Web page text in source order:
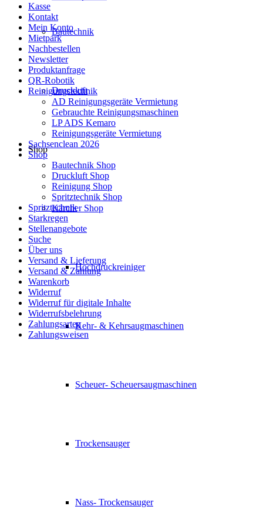
Bautechnik
Druckluft
Shop
Kärcher Shop
Hochdruckreiniger
Kehr- & Kehrsaugmaschinen
Scheuer- Scheuersaugmaschinen
Trockensauger
Nass- Trockensauger
Kasse
Kontakt
Mein Konto
Mietpark
Nachbestellen
Newsletter
Produktanfrage
QR-Robotik
Reinigungstechnik
AD Reinigungsgeräte Vermietung
Gebrauchte Reinigungsmaschinen
LP ADS Kemaro
Reinigungsgeräte Vermietung
Sachsenclean 2026
Shop
Bautechnik Shop
Druckluft Shop
Reinigung Shop
Spritztechnik Shop
Spritztechnik
Starkregen
Stellenangebote
Suche
Über uns
Versand & Lieferung
Versand & Zahlung
Warenkorb
Widerruf
Widerruf für digitale Inhalte
Widerrufsbelehrung
Zahlungsarten
Zahlungsweisen